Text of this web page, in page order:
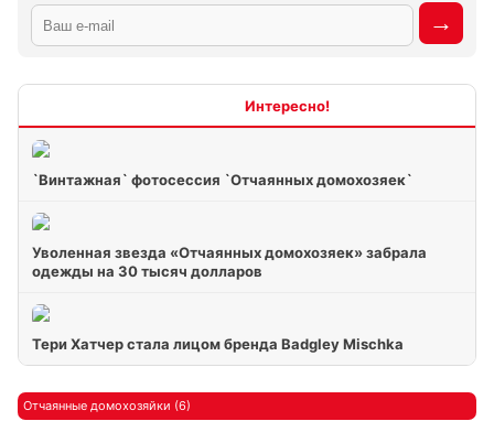
`Винтажная` фотосессия `Отчаянных домохозяек`
Уволенная звезда «Отчаянных домохозяек» забрала
одежды на 30 тысяч долларов
Тери Хатчер стала лицом бренда Badgley Mischka
Отчаянные домохозяйки (6)